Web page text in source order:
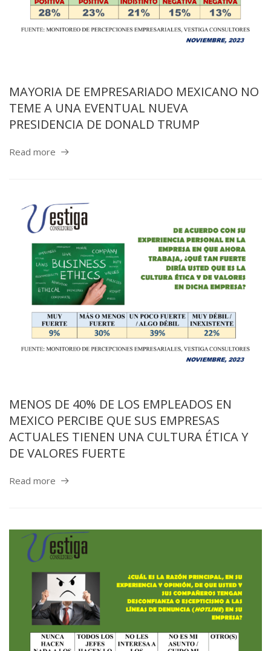
MAYORIA DE EMPRESARIADO MEXICANO NO
TEME A UNA EVENTUAL NUEVA
PRESIDENCIA DE DONALD TRUMP
Read more
MENOS DE 40% DE LOS EMPLEADOS EN
MEXICO PERCIBE QUE SUS EMPRESAS
ACTUALES TIENEN UNA CULTURA ÉTICA Y
DE VALORES FUERTE
Read more